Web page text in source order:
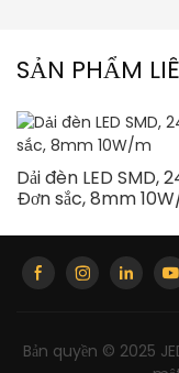
SẢN PHẨM
Dải đèn LED SMD,
Đơn sắc, 8mm
Bản quyền © 2025